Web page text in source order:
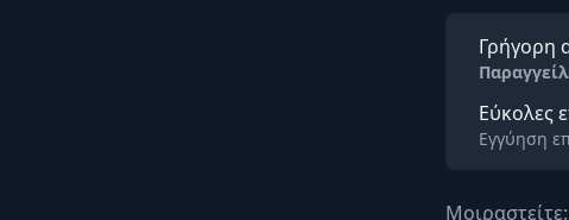
Γρήγορη
Εύκολες
Εγγύηση
Μοιραστείτε: